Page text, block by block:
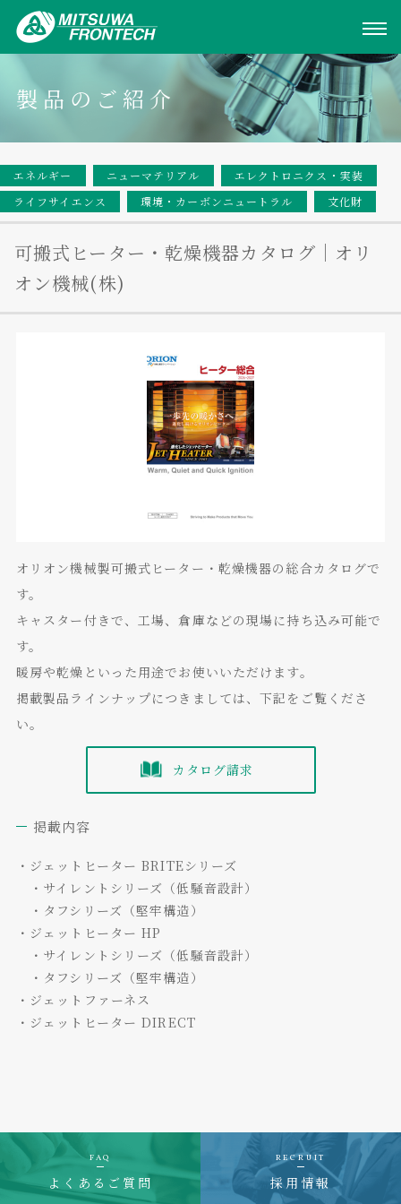
製品のご紹介
エネルギー ニューマテリアル
エレクトロニクス・実装
ライフサイエンス
環境・カーボンニュートラル 文化財
可搬式ヒーター・乾燥機器カタログ｜オリ
オン機械(株)
オリオン機械製可搬式ヒーター・乾燥機器の総合カタログで
す。
キャスター付きで、工場、倉庫などの現場に持ち込み可能で
す。
暖房や乾燥といった用途でお使いいただけます。
掲載製品ラインナップにつきましては、下記をご覧くださ
い。
カタログ請求
掲載内容
・ジェットヒーター BRITEシリーズ
・サイレントシリーズ（低騒音設計）
・タフシリーズ（堅牢構造）
・ジェットヒーター HP
・サイレントシリーズ（低騒音設計）
・タフシリーズ（堅牢構造）
・ジェットファーネス
・ジェットヒーター DIRECT
FAQ
よくあるご質問
RECRUIT
採用情報